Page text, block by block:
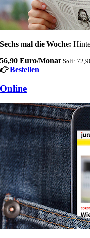
Sechs mal die Woche:
56,90 Euro/Monat Soli:
Bestellen
Online